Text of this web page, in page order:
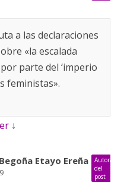
a las declaraciones
«la escalada
parte del ‘imperio
feministas».
↓
Etayo Ereña
Autora
del
post